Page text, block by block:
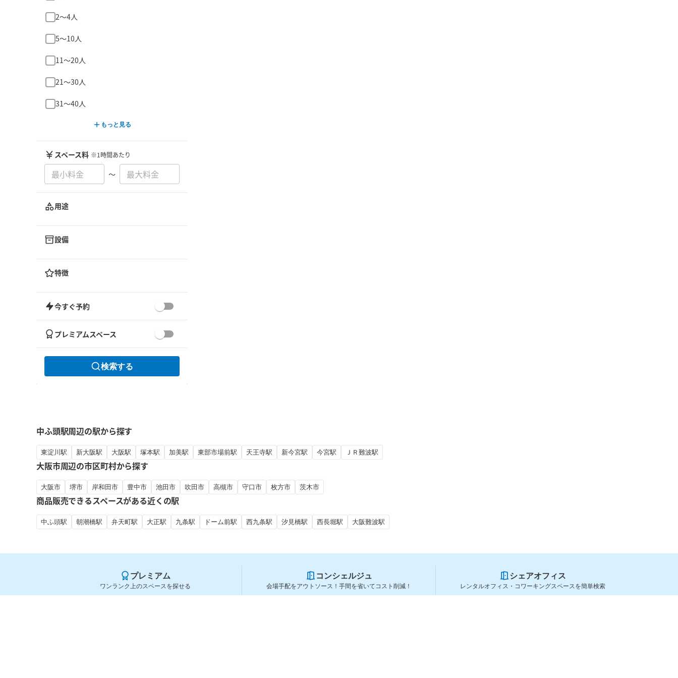
2〜4人
5〜10人
11〜20人
21〜30人
31〜40人
もっと見る
スペース料 ※1時間あたり
〜
用途
設備
特徴
今すぐ予約
プレミアムスペース
検索する
中ふ頭駅周辺の駅から探す
東淀川駅 新大阪駅 大阪駅 塚本駅 加美駅 東部市場前駅 天王寺駅 新今宮駅 今宮駅 ＪＲ難波駅
大阪市周辺の市区町村から探す
大阪市 堺市 岸和田市 豊中市 池田市 吹田市 高槻市 守口市 枚方市 茨木市
商品販売できるスペースがある近くの駅
中ふ頭駅 朝潮橋駅 弁天町駅 大正駅 九条駅 ドーム前駅 西九条駅 汐見橋駅 西長堀駅 大阪難波駅
プレミアム
ワンランク上のスペースを探せる
コンシェルジュ
会場手配をアウトソース！手間を省いてコスト削減！
シェアオフィス
レンタルオフィス・コワーキングスペースを簡単検索